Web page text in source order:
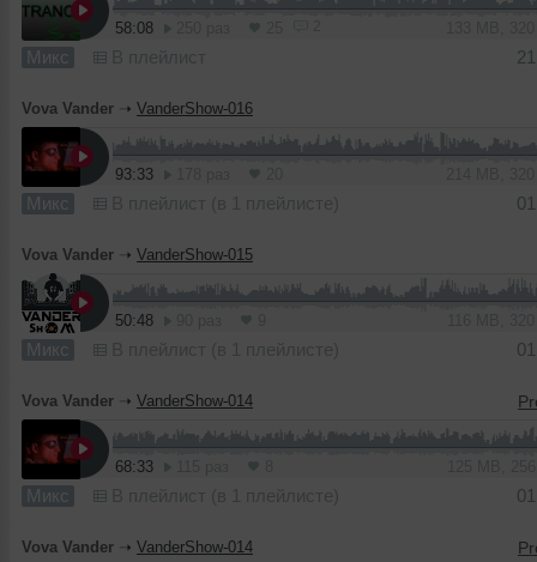
58:08
Микс В плейлист
Vova Vander ➝ VanderShow-016
93:33
Микс В плейлист (в 1 плейлисте)
Vova Vander ➝ VanderShow-015
50:48
Микс В плейлист (в 1 плейлисте)
Vova Vander ➝ VanderShow-014
68:33
Микс В плейлист (в 1 плейлисте)
Vova Vander ➝ VanderShow-014